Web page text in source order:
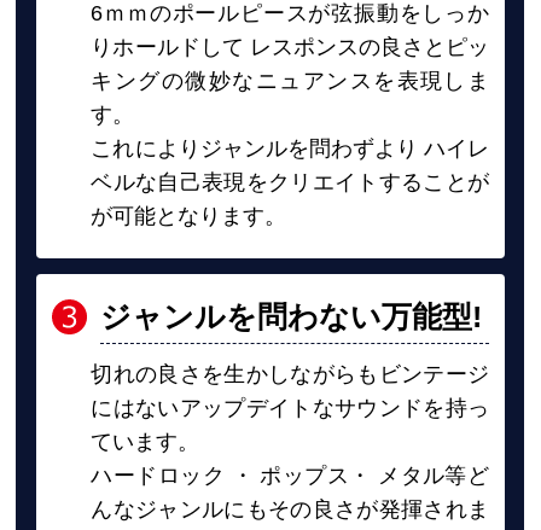
6ｍｍのポールピースが弦振動をしっか
りホールドして レスポンスの良さとピッ
キングの微妙なニュアンスを表現しま
す。
これによりジャンルを問わずより ハイレ
ベルな自己表現をクリエイトすることが
が可能となります。
ジャンルを問わない万能型!
切れの良さを生かしながらもビンテージ
にはないアップデイトなサウンドを持っ
ています。
ハードロック ・ ポップス・ メタル等ど
んなジャンルにもその良さが発揮されま